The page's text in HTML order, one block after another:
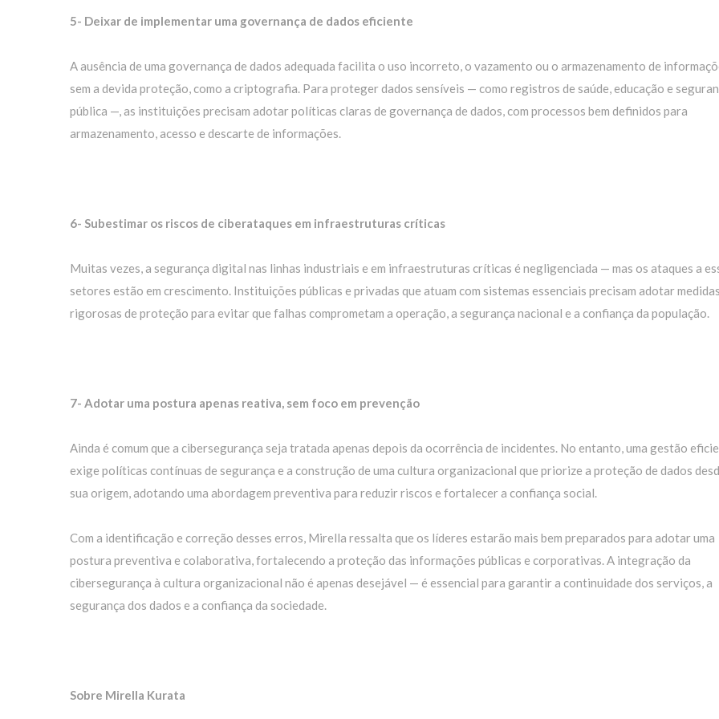
5- Deixar de implementar uma governança de dados eficiente
A ausência de uma governança de dados adequada facilita o uso incorreto, o vazamento ou o armazenamento de
sem a devida proteção, como a criptografia. Para proteger dados sensíveis — como registros de saúde, educação e
pública —, as instituições precisam adotar políticas claras de governança de dados, com processos bem definidos para
armazenamento, acesso e descarte de informações.
6- Subestimar os riscos de ciberataques em infraestruturas críticas
Muitas vezes, a segurança digital nas linhas industriais e em infraestruturas críticas é negligenciada — mas os ataques a
setores estão em crescimento. Instituições públicas e privadas que atuam com sistemas essenciais precisam adotar medidas
rigorosas de proteção para evitar que falhas comprometam a operação, a segurança nacional e a confiança da população.
7- Adotar uma postura apenas reativa, sem foco em prevenção
Ainda é comum que a cibersegurança seja tratada apenas depois da ocorrência de incidentes. No entanto, uma gestão
exige políticas contínuas de segurança e a construção de uma cultura organizacional que priorize a proteção de dados
sua origem, adotando uma abordagem preventiva para reduzir riscos e fortalecer a confiança social.
Com a identificação e correção desses erros, Mirella ressalta que os líderes estarão mais bem preparados para adotar uma
postura preventiva e colaborativa, fortalecendo a proteção das informações públicas e corporativas. A integração da
cibersegurança à cultura organizacional não é apenas desejável — é essencial para garantir a continuidade dos serviços, a
segurança dos dados e a confiança da sociedade.
Sobre Mirella Kurata